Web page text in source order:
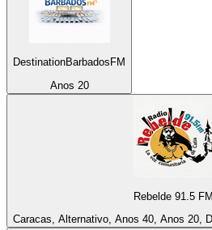
DestinationBarbadosFM
Anos 20
Rebelde 91.5 FM
Caracas, Alternativo, Anos 40, Anos 20,